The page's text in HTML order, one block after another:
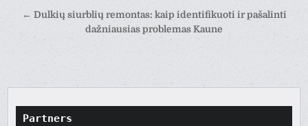
← Dulkių siurblių remontas: kaip identifikuoti ir pašalinti
dažniausias problemas Kaune
Partners